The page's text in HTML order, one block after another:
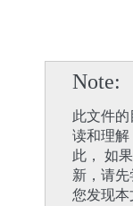
Note
此文件
读和理解
此， 如
新，请
您发现本